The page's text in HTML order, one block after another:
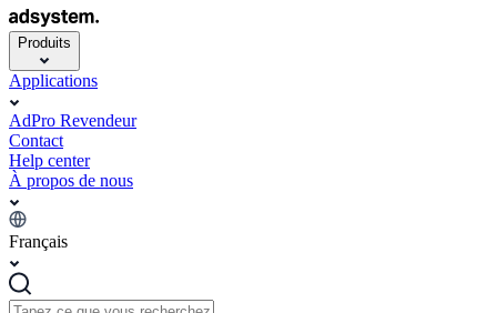
Produits
Applications
AdPro Revendeur
Contact
Help center
À propos de nous
Français